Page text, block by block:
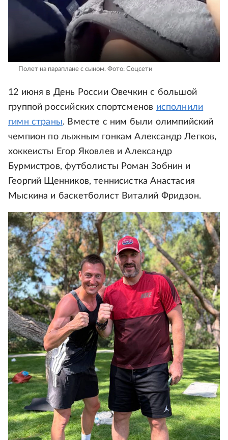
Полет на параплане с сыном. Фото: Соцсети
12 июня в День России Овечкин с большой
группой российских спортсменов исполнили
гимн страны. Вместе с ним были олимпийский
чемпион по лыжным гонкам Александр Легков,
хоккеисты Егор Яковлев и Александр
Бурмистров, футболисты Роман Зобнин и
Георгий Щенников, теннисистка Анастасия
Мыскина и баскетболист Виталий Фридзон.